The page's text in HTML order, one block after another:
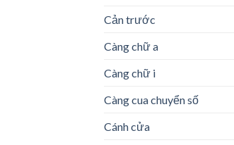
Cản trước
Càng chữ a
Càng chữ i
Càng cua chuyển số
Cánh cửa